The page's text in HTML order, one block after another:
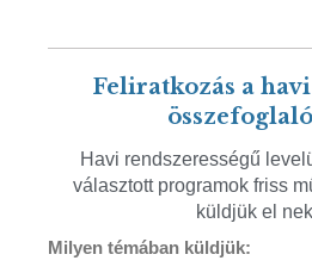
Feliratkozás a
Havi rendszerességű
választott programok friss
küldjük el
Milyen témában küldjük: